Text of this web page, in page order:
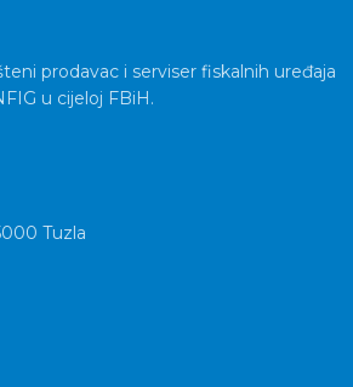
prodavac i serviser fiskalnih uređaja
u cijeloj FBiH.
Tuzla